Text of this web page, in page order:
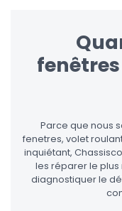
Parce que nous
fenetres, volet
inquiétant,
les réparer le
diagnostiquer le